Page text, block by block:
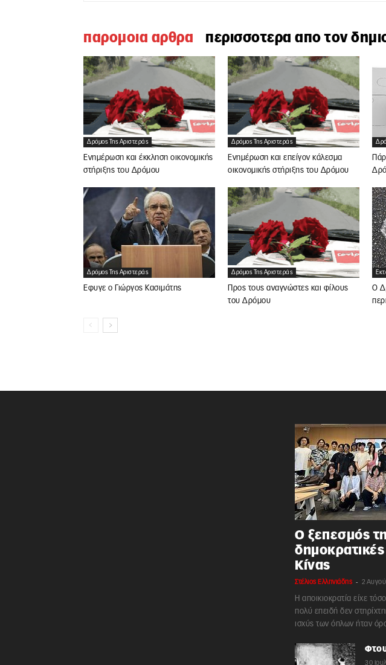
παρομοια αρθρα περισσοτερα απο τον
Δρόμος Της Αριστεράς
Ενημέρωση και έκκληση οικονομικής
στήριξης του Δρόμου
Δρόμος Της Αριστεράς
Ενημέρωση και επείγον κάλεσμα
οικονομικής στήριξης του Δρόμου
Δρόμος Της Αριστεράς
Έφυγε ο Γιώργος Κασιμάτης
Δρόμος Της Αριστεράς
Προς τους αναγνώστες και φίλους
του Δρόμου
Ο
Ο ξεπεσμός
Κίνας
Στέλιος Ελληνιάδης - 2
Η αποικιοκρατία είχε
πολύ επειδή δεν
ισχύς των όπλων ήταν
30